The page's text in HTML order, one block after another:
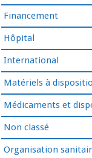
Financement
Hôpital
International
Matériels à
Médicaments et
Non classé
Organisation